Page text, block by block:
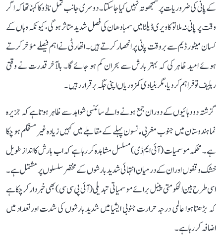
کے پانی کی ضروریات پر سمجھوتہ نہیں کیا جا سکتا۔ دوسری جانب تمل ناڈو کا کہنا تھا کہ اگر
وقت پر پانی نہ ملا تو کاویری ڈیلٹا میں سمبا دھان کی فصل شدید متاثر ہوگی، کیونکہ وہاں کے
کسان میٹور ڈیم سے بروقت پانی پر انحصار کرتے ہیں۔ اتھارٹی نے اہم فیصلے مؤخر کرتے
ہوئے امید ظاہر کی کہ بہتر بارش سے بحران کم ہو جائے گا۔ بالآخر قدرت نے وقتی
ریلیف تو فراہم کر دیا، مگر بنیادی کمزوریاں اپنی جگہ برقرار رہیں۔
گزشتہ دو دہائیوں کے دوران جمع ہونے والے سائنسی شواہد سے ظاہر ہوتا ہے کہ جزیرہ
نما ہندوستان میں جنوب مغربی مانسون پہلے کے مقابلے میں کہیں زیادہ غیر مستحکم ہو چکا
ہے۔ محکمہ موسمیات (آئی ایم ڈی) مسلسل مشاہدہ کر رہا ہے کہ اب بارش کا انداز طویل
خشک وقفوں اور ان کے درمیان انتہائی شدید بارشوں کے مختصر سلسلوں پر مشتمل ہے۔
اسی طرح بین الحکومتی پینل برائے موسمیاتی تبدیلی (آئی پی سی سی) بھی خبردار کر چکا ہے
کہ بڑھتا ہوا عالمی درجہ حرارت جنوبی ایشیا میں شدید بارشوں کی شدت اور تعداد میں
اضافہ کر رہا ہے۔